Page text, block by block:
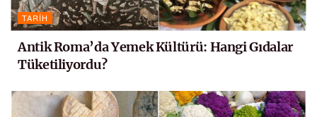
TARIH
Antik Roma’da Yemek Kültürü: Hangi Gıdalar
Tüketiliyordu?